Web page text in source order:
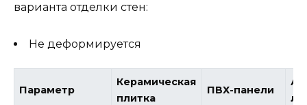
варианта отделки стен:
Не деформируется
Параметр
Керамическая
плитка
ПВХ-панели